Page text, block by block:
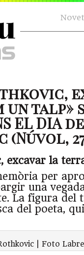
talp»
EL DIA
excavar la
per
una
La figura del
del poeta,
| Foto